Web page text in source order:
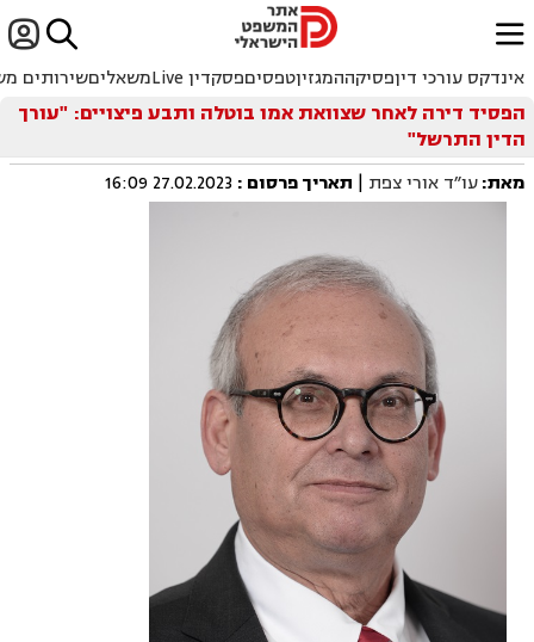

ﱐ
אינדקס עורכי דיןפסיקההמגזיןטפסיםפסקדין Live משאליםשירותים
הפסיד דירה לאחר שצוואת אמו בוטלה ותבע פיצויים: "עורך
הדין התרשל"
מאת:עו״ד אורי צפת | תאריך פרסום :
27.02.2023 16:09